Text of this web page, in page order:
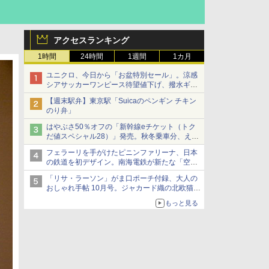
アクセスランキング
1時間 24時間 1週間 1カ月
ユニクロ、今日から「お盆特別セール」。涼感
シアサッカーワンピース待望値下げ、撥水ギア
ショーツは1990円に
【週末駅弁】東京駅「Suicaのペンギン チキン
のり弁」
はやぶさ50％オフの「新幹線eチケット（トク
だ値スペシャル28）」発売。秋冬乗車分、えき
ねっと限定
フェラーリを手がけたピニンファリーナ、日本
の鉄道を初デザイン。南海電鉄が新たな「空港
特急」をなにわ筋線へ導入
「リサ・ラーソン」がま口ポーチ付録、大人の
おしゃれ手帖 10月号。ジャカード織の北欧猫デ
もっと見る